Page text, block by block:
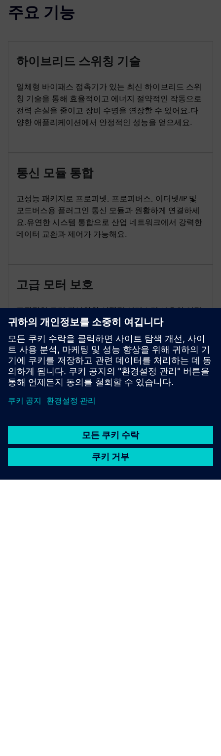
주요 기능
하이브리드 스위칭 기술
일체형 바이패스 접촉기가 있는 최신 하이브리드 스위
칭 기술을 통해 효율적이고 에너지 절약적인 작동으로
전력 손실을 줄이고 장비 수명을 연장할 수 있어요.다
양한 애플리케이션에서 안정적인 성능을 얻으세요.
통신 모듈 통합
고성능 패키지로 프로피넷, 프로피버스, 이더넷/IP 및
모드버스용 플러그인 통신 모듈과 원활하게 연결하세
요.유연한 시스템 통합으로 산업 네트워크에서 강력한
데이터 교환과 제어가 가능해요.
고급 모터 보호
포괄적인 모터 과부하와 선택적 서미스터 보호의 이점
을 누려보세요.혁신적인 토크 제어와 자동 파라미터화
를 적용하여 간단한 커미셔닝과 변화하는 부하 조건에
서도 안정적인 성능을 발휘하세요.